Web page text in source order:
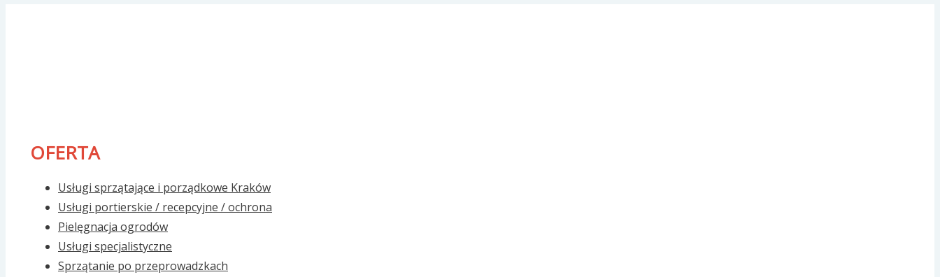
OFERTA
Usługi sprzątające i porządkowe Kraków
Usługi portierskie / recepcyjne / ochrona
Pielęgnacja ogrodów
Usługi specjalistyczne
Sprzątanie po przeprowadzkach